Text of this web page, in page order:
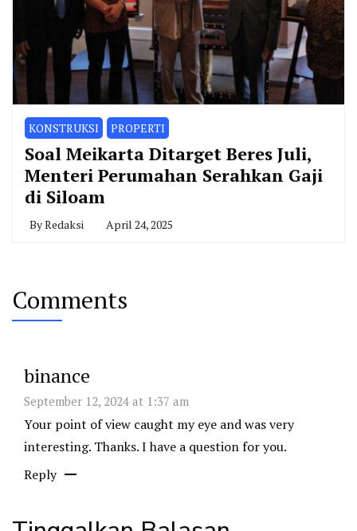
KONSTRUKSI PROPERTI
Soal Meikarta Ditarget Beres Juli,
Menteri Perumahan Serahkan Gaji
di Siloam
ByRedaksi April 24, 2025
Comments
binance
September 12, 2024 at 1:37 am
Your point of view caught my eye and was very
interesting. Thanks. I have a question for you.
Reply